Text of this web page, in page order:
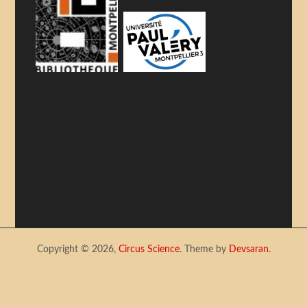
Copyright © 2026, Circus Science. Theme by Devsaran.